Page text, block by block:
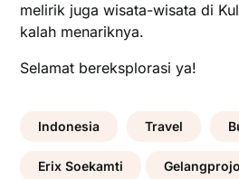
melirik juga wisata-wisata di
kalah menariknya.
Selamat bereksplorasi ya!
Indonesia Travel
Erix Soekamti Gelangprojo